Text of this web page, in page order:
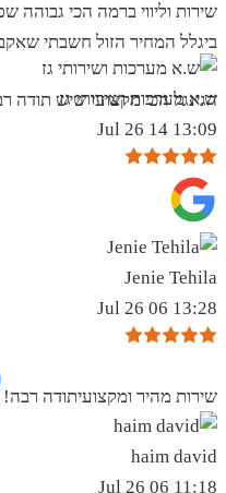
שירות וליווי ברמה הכי
ביגלל המחיר הזול חשבתי
הגינגל הכי מקצועי שיש תודה
ש.א מערכות ושירותי גז
13:09 14 Jul 26
Jenie Tehila
13:28 06 Jul 26
שירות מהיר ומקצועיתודה רבה!
haim david
11:18 06 Jul 26